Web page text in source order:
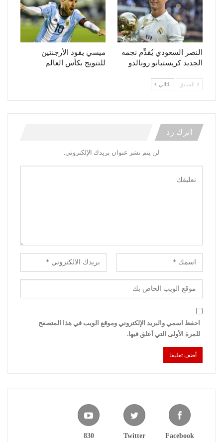
النصر السعودي يُقدِّم نجمه
الجديد كريستيانو رونالدو
ميسي يقود الأرجنتين
للتتويج بكأس العالم
السابق التالي
اترك رد
لن يتم نشر عنوان بريدك الإلكتروني.
احفظ اسمي والبريد الإلكتروني وموقع الويب في هذا المتصفح
للمرة الأولى التي أعلق فيها.
Facebook
Twitter
830